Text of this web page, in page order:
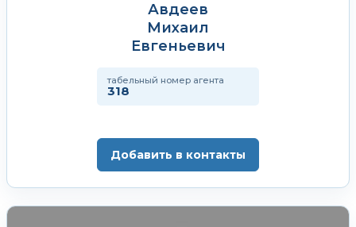
Авдеев
Михаил
Евгеньевич
табельный номер агента
318
Добавить в контакты